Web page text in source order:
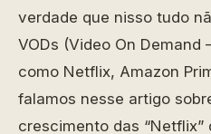
verdade que nisso tudo
VODs (Video On Demand
como Netflix, Amazon
falamos nesse artigo
crescimento das “Netflix”